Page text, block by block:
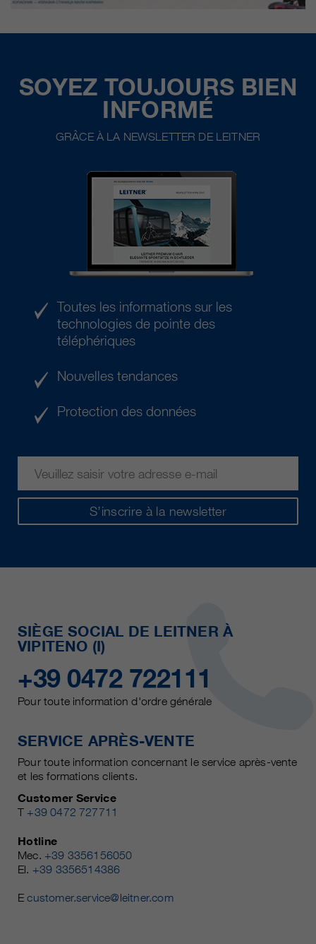
SOYEZ TOUJOURS BIEN
INFORMÉ
GRÂCE À LA NEWSLETTER DE LEITNER
S’inscrire à la newsletter
Toutes les informations sur les
technologies de pointe des
téléphériques
Nouvelles tendances
Protection des données
SIÈGE SOCIAL DE LEITNER À
VIPITENO (I)
+39 0472 722111
Pour toute information d'ordre générale
SERVICE APRÈS-VENTE
Pour toute information concernant le service après-vente
et les formations clients.
Customer Service
T +39 0472 727711
Hotline
Mec. +39 3356156050
El. +39 3356514386
Ecustomer.service@leitner.com